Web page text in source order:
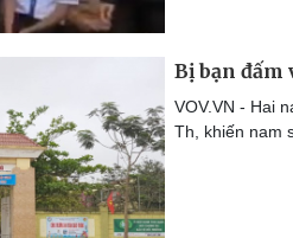
Bị bạn đấm
VOV.VN - Hai
Th, khiến nam